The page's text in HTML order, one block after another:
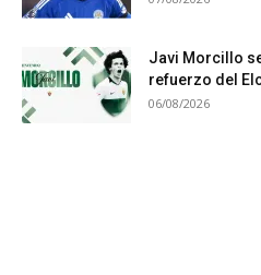
Javi Morcillo
refuerzo del
06/08/2026